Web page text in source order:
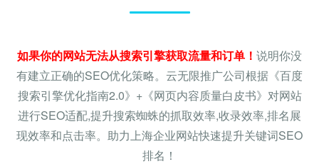
如果你的网站无法从搜索引擎获取流量和订单！ 说明你没
有建立正确的SEO优化策略。云无限推广公司根据《百度
搜索引擎优化指南2.0》+《网页内容质量白皮书》对网站
进行SEO适配,提升搜索蜘蛛的抓取效率,收录效率,排名展
现效率和点击率。助力上海企业网站快速提升关键词SEO
排名！